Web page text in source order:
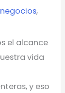
,
el alcance
vida
y eso